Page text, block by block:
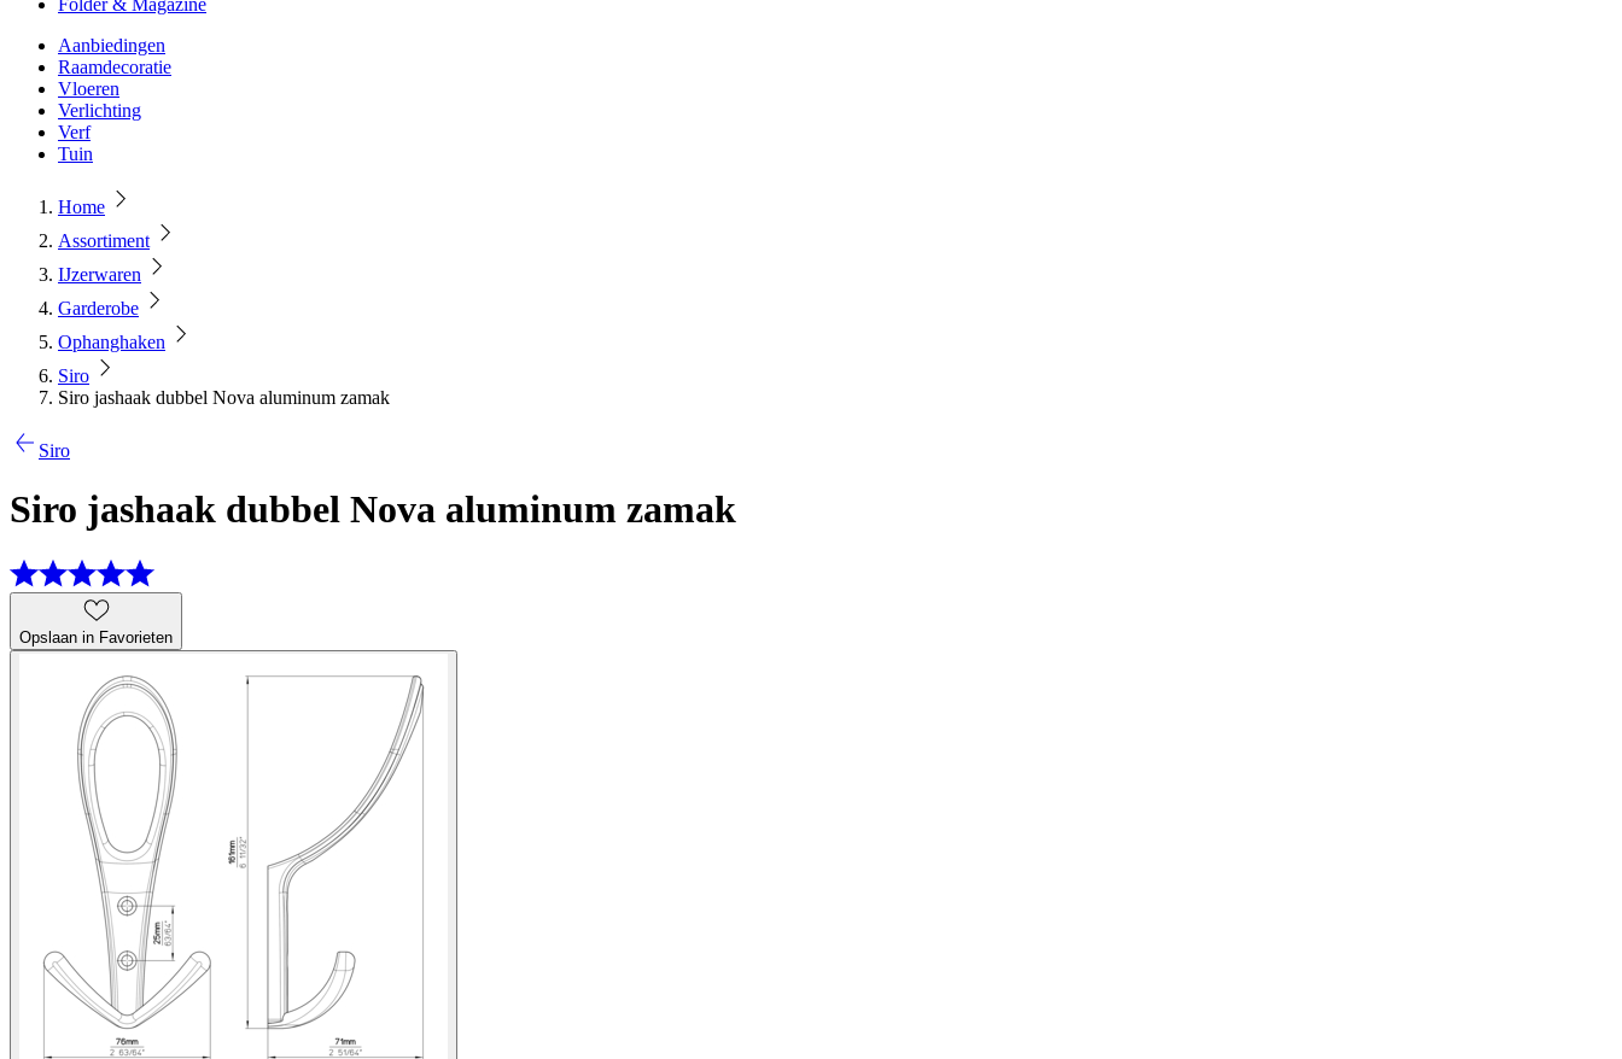
Folder & Magazine
Aanbiedingen
Raamdecoratie
Vloeren
Verlichting
Verf
Tuin
Home
Assortiment
IJzerwaren
Garderobe
Ophanghaken
Siro
Siro jashaak dubbel Nova aluminum zamak
Siro
Siro jashaak dubbel Nova aluminum zamak
Opslaan in Favorieten